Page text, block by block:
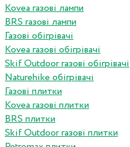
Kovea газові лампи
BRS газові лампи
Газові обігрівачі
Kovea газові обігрівачі
Skif Outdoor газові обігрівачі
Naturehike обігрівачі
Газові плитки
Kovea газові плитки
BRS плитки
Skif Outdoor газові плитки